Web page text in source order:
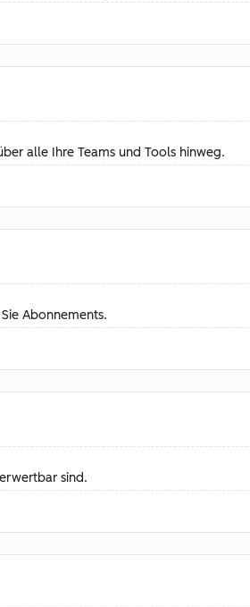
alle Ihre Teams und Tools hinweg.
Abonnements.
sind.